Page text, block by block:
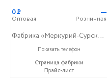
0Р
Оптовая
—
Розничная
+7 (8415) 73-05-06
Показать телефон
Страница фабрики
Прайс-лист